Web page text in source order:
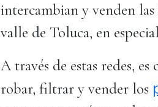
intercambian y venden
valle de Toluca, en
A través de estas redes, es
robar, filtrar y vender los